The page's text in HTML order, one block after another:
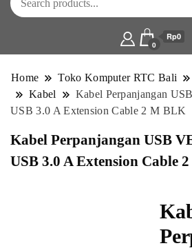
0
Rp0
Home Toko Komputer RTC Bali
Kabel
Kabel Perpanjangan
USB 3.0 A Extension Cable 2 M BLK
Kabel Perpanjangan USB
USB 3.0 A Extension Cable